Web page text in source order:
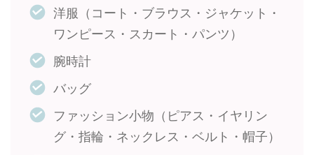
洋服（コート・ブラウス・ジャケット・
ワンピース・スカート・パンツ）
腕時計
バッグ
ファッション小物（ピアス・イヤリン
グ・指輪・ネックレス・ベルト・帽子）